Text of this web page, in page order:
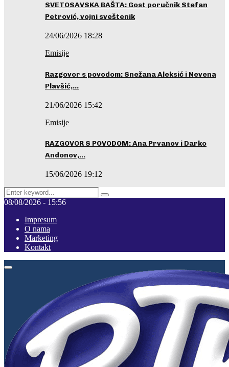
SVETOSAVSKA BAŠTA: Gost poručnik Stefan
Petrović, vojni sveštenik
24/06/2026 18:28
Emisije
Razgovor s povodom: Snežana Aleksić i Nevena
Plavšić,…
21/06/2026 15:42
Emisije
RAZGOVOR S POVODOM: Ana Prvanov i Darko
Andonov,…
15/06/2026 19:12
Search
for:
Pretraga
08/08/2026 - 15:56
Impresum
O nama
Marketing
Kontakt
Facebook
Instagram
Youtube
Primary